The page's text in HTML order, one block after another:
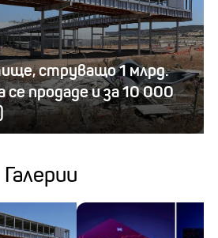
струващо 1 млрд.
се продаде и за 10 000
Галерии